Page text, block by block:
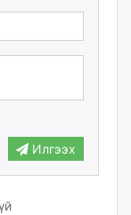
Илгээх